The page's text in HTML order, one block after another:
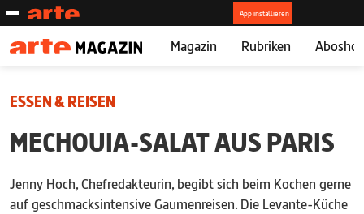
Magazin Rubriken
ESSEN & REISEN
MECHOUIA-SALAT AUS PARIS
Jenny Hoch, Chefredakteurin, begibt sich beim Kochen gerne
auf geschmacksintensive Gaumenreisen. Die Levante-Küche